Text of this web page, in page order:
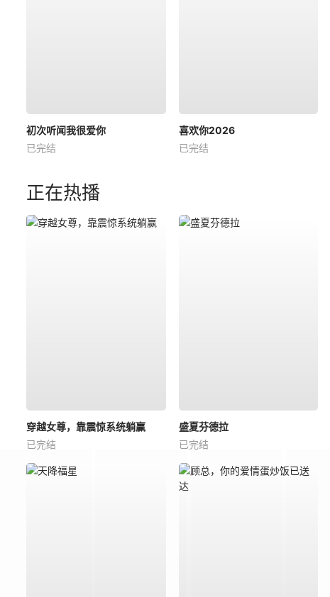
初次听闻我很爱你
已完结
喜欢你2026
已完结
正在热播
穿越女尊，靠震惊系统躺赢
已完结
盛夏芬德拉
已完结